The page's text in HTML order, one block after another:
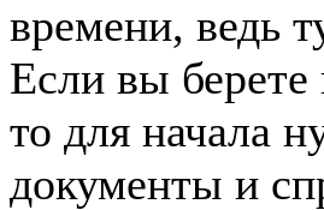
времени, ведь
Если вы берете
то для начала
документы и